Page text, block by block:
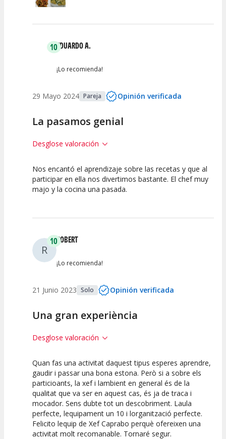
10EDUARDO A.
¡Lo recomienda!
29 Mayo 2024 Pareja Opinión verificada
La pasamos genial
Desglose valoración
10
Calidad de la
10
Atención del
Nos encantó el aprendizaje sobre las recetas y que al
participar en ella nos divertimos bastante. El chef muy
majo y la cocina una pasada.
R
10ROBERT
¡Lo recomienda!
21 Junio 2023 Solo Opinión verificada
Una gran experiència
Desglose valoración
10
Calidad de la
Actividad
10
Atención del
Personal /
Guia
Quan fas una activitat daquest tipus esperes aprendre,
gaudir i passar una bona estona. Però si a sobre els
particioants, la xef i lambient en general és de la
qualitat que va ser en aquest cas, és ja de traca i
mocador. Sens dubte tot un descobriment. Laula
perfecte, lequipament un 10 i lorganització perfecte.
Felicito lequip de Xef Caprabo perquè ofereixen una
activitat molt recomanable. Tornaré segur.